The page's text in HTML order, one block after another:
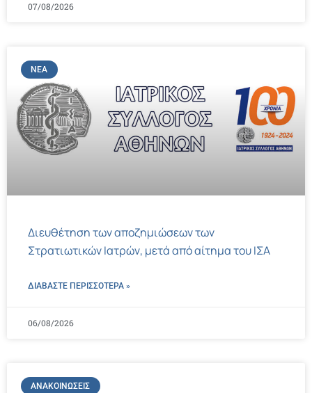
07/08/2026
ΝΈΑ
Διευθέτηση των αποζημιώσεων των
Στρατιωτικών Ιατρών, μετά από αίτημα του ΙΣΑ
ΔΙΑΒΑΣΤΕ ΠΕΡΙΣΣΌΤΕΡΑ »
06/08/2026
ΑΝΑΚΟΙΝΏΣΕΙΣ